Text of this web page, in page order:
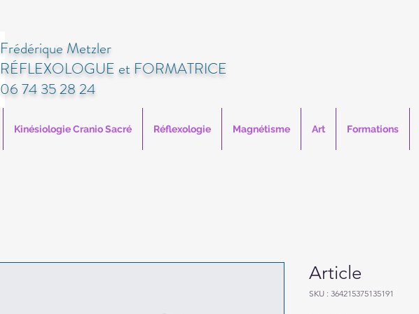
Frédérique Metzler
RÉFLEXOLOGUE et FORMATRICE
06 74 35 28 24
Kinésiologie Cranio Sacré Réflexologie Magnétisme Art Formations
Article
SKU : 364215375135191